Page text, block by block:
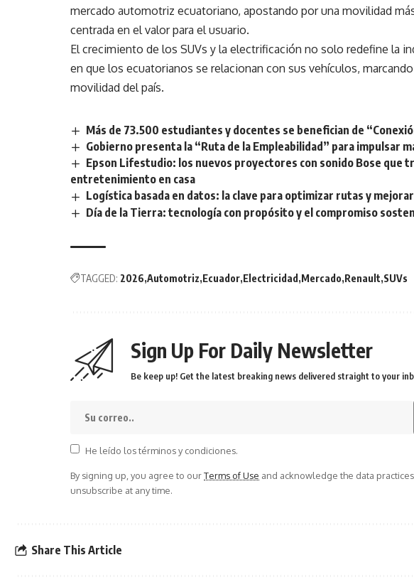
mercado automotriz ecuatoriano, apostando por una movilidad
centrada en el valor para el usuario.
El crecimiento de los SUVs y la electrificación no solo redefine la
en que los ecuatorianos se relacionan con sus vehículos,
movilidad del país.
Más de 73.500 estudiantes y docentes se benefician de
Gobierno presenta la “Ruta de la Empleabilidad” para impulsar
Epson Lifestudio: los nuevos proyectores con sonido Bose que
entretenimiento en casa
Logística basada en datos: la clave para optimizar rutas y
Día de la Tierra: tecnología con propósito y el compromiso
TAGGED: 2026 Automotriz Ecuador Electricidad Mercado Renault SUVs
Sign Up For Daily Newsletter
Be keep up! Get the latest breaking news delivered straight to your
He leído los términos y condiciones.
By signing up, you agree to ourTerms of Use and acknowledge the data
unsubscribe at any time.
Share This Article